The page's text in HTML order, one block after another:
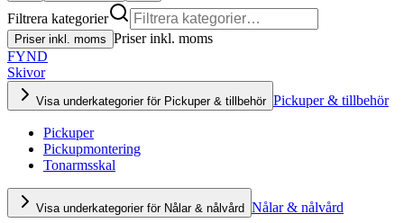
Filtrera kategorier
Priser inkl. moms Priser inkl. moms
FYND
Skivor
Visa underkategorier för Pickuper & tillbehör Pickuper & tillbehör
Pickuper
Pickupmontering
Tonarmsskal
Visa underkategorier för Nålar & nålvård Nålar & nålvård